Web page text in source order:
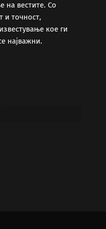
на вестите. Со
и точност,
кое ги
најважни.